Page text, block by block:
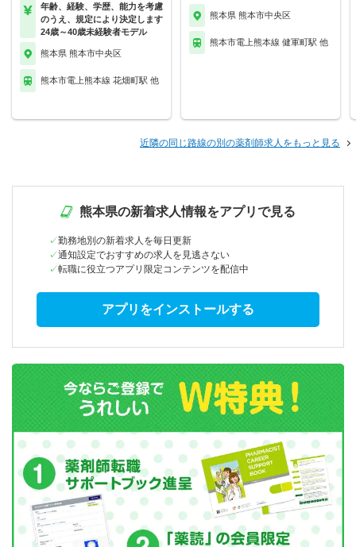
年齢、経験、学歴、能力を考慮
のうえ、規定により決定します
24歳～40歳未経験者モデル
熊本県 熊本市中央区
熊本市電上熊本線 花畑町駅 他
熊本県 熊本市中央区
熊本市電上熊本線 健軍町駅 他
近隣の同じ路線の別の薬剤師求人をもっと見る
熊本県の新着求人情報をアプリで見る
勤務地別の新着求人を毎日更新
通知設定でおすすめの求人を見逃さない
転職に役立つアプリ限定コンテンツを配信中
アプリをインストールする